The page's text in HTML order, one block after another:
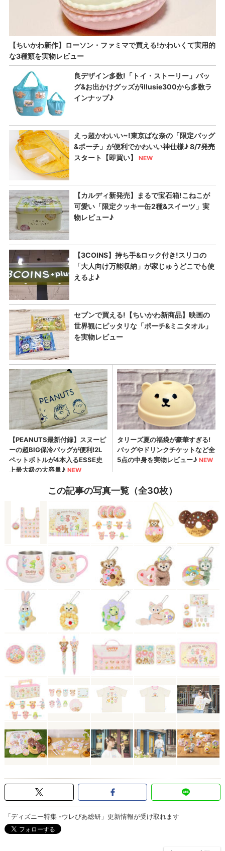
この記事の写真一覧（全30枚）
「ディズニー特集 -ウレぴあ総研」更新情報が受け取れます